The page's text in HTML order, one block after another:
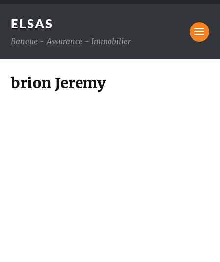
ELSAS
Banque - Assurance - Immobilier
brion Jeremy